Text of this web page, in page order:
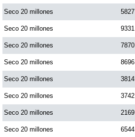
Sinuano Día
Sinuano Noche
Super Chontico Noche
Seco 20 millones 5827
Seco 20 millones 9331
Seco 20 millones 7870
Seco 20 millones 8696
Seco 20 millones 3814
Seco 20 millones 3742
Seco 20 millones 2169
Seco 20 millones 6544